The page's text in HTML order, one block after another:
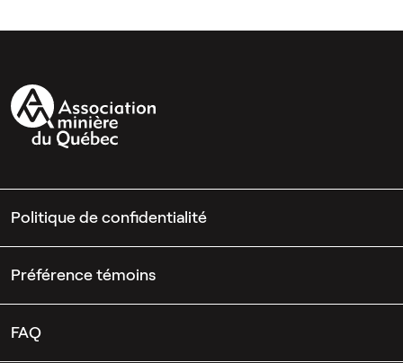
Politique de confidentialité
Préférence témoins
FAQ